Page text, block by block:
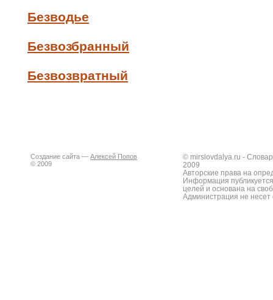
Безводье
Безвозбранный
Безвозвратный
Создание сайта — Алексей Попов
© 2009
© mirslovdalya.ru -
2009
Авторские права на
Информация
целей и основана на
Администрация не несет